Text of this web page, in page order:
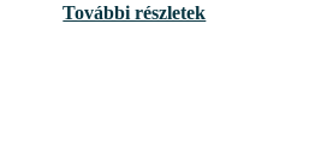
További részletek